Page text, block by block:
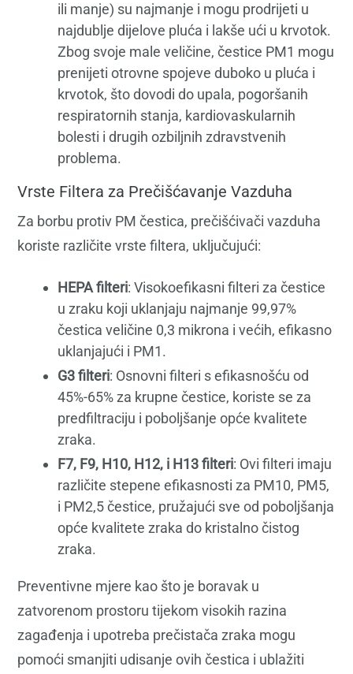
ili manje) su najmanje i mogu prodrijeti u
najdublje dijelove pluća i lakše ući u krvotok.
Zbog svoje male veličine, čestice PM1 mogu
prenijeti otrovne spojeve duboko u pluća i
krvotok, što dovodi do upala, pogoršanih
respiratornih stanja, kardiovaskularnih
bolesti i drugih ozbiljnih zdravstvenih
problema.
Vrste Filtera za Prečišćavanje Vazduha
Za borbu protiv PM čestica, prečišćivači vazduha
koriste različite vrste filtera, uključujući:
HEPA filteri: Visokoefikasni filteri za čestice
u zraku koji uklanjaju najmanje 99,97%
čestica veličine 0,3 mikrona i većih, efikasno
uklanjajući i PM1.
G3 filteri: Osnovni filteri s efikasnošću od
45%-65% za krupne čestice, koriste se za
predfiltraciju i poboljšanje opće kvalitete
zraka.
F7, F9, H10, H12, i H13 filteri: Ovi filteri imaju
različite stepene efikasnosti za PM10, PM5,
i PM2,5 čestice, pružajući sve od poboljšanja
opće kvalitete zraka do kristalno čistog
zraka.
Preventivne mjere kao što je boravak u
zatvorenom prostoru tijekom visokih razina
zagađenja i upotreba prečistača zraka mogu
pomoći smanjiti udisanje ovih čestica i ublažiti